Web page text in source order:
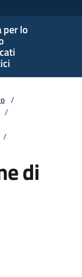
per lo
/
/
/
di